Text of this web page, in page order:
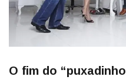
O fim do